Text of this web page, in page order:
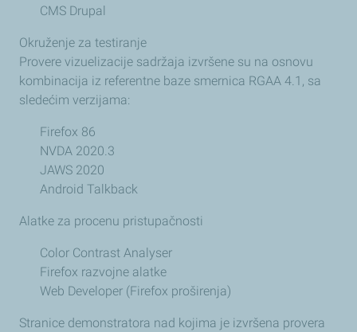
CMS Drupal
Okruženje za testiranje
Provere vizuelizacije sadržaja izvršene su na osnovu
kombinacija iz referentne baze smernica RGAA 4.1, sa
sledećim verzijama:
Firefox 86
NVDA 2020.3
JAWS 2020
Android Talkback
Alatke za procenu pristupačnosti
Color Contrast Analyser
Firefox razvojne alatke
Web Developer (Firefox proširenja)
Stranice demonstratora nad kojima je izvršena provera